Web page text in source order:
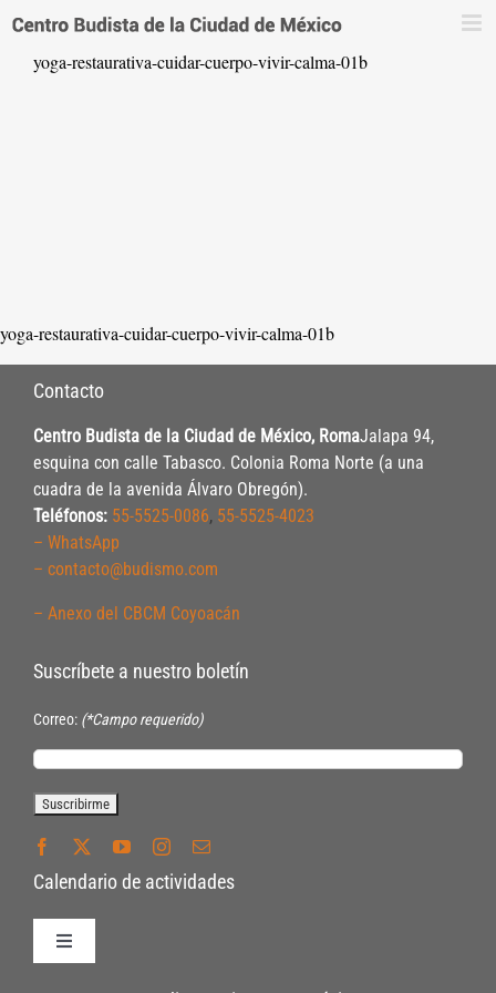
contenidoyoga-restaurativa-cuidar-cuerpo-vivir-calma-01b
yoga-restaurativa-cuidar-cuerpo-vivir-calma-01b
Contacto
Centro Budista de la Ciudad de México, RomaJalapa 94,
esquina con calle Tabasco. Colonia Roma Norte (a una
cuadra de la avenida Álvaro Obregón).
Teléfonos: 55-5525-0086, 55-5525-4023
– WhatsApp
– contacto@budismo.com
– Anexo del CBCM Coyoacán
Suscríbete a nuestro boletín
Correo: (*Campo requerido)
Calendario de actividades
Toggle